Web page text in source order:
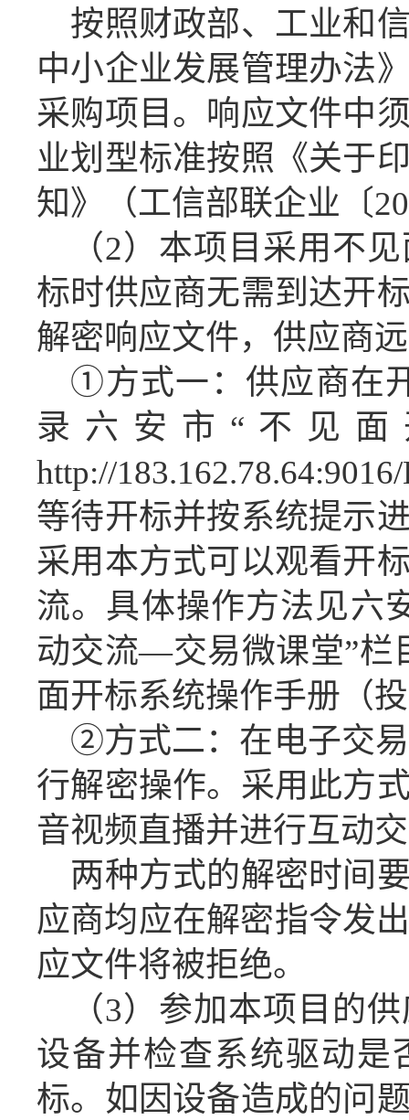
按照财政部、工业和
中小企业发展管理办法
采购项目。响应文件中
业划型标准按照《关于
知》（工信部联企业〔
（2） 本项目采用不
标时供应商无需到达开
解密响应文件， 供应商
①方式一： 供应商在
录六安市“不见
http://
等待开标并按系统提示
采用本方式可以观看开
流。具体操作方法见六
动交流—交易微课堂”栏
面开标系统操作手册（
②方式二：在电子交
行解密操作。 采用此方
音视频直播并进行互动
两种方式的解密时间
应商均应在解密指令发
应文件将被拒绝。
（3） 参加本项目的
设备并检查系统驱动是
标。 如因设备造成的问